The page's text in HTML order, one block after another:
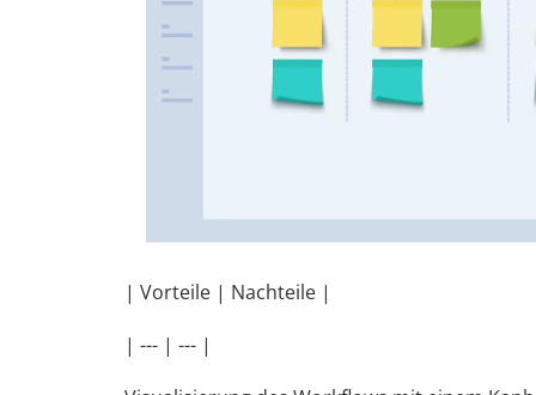
| Vorteile | Nachteile |
| --- | --- |